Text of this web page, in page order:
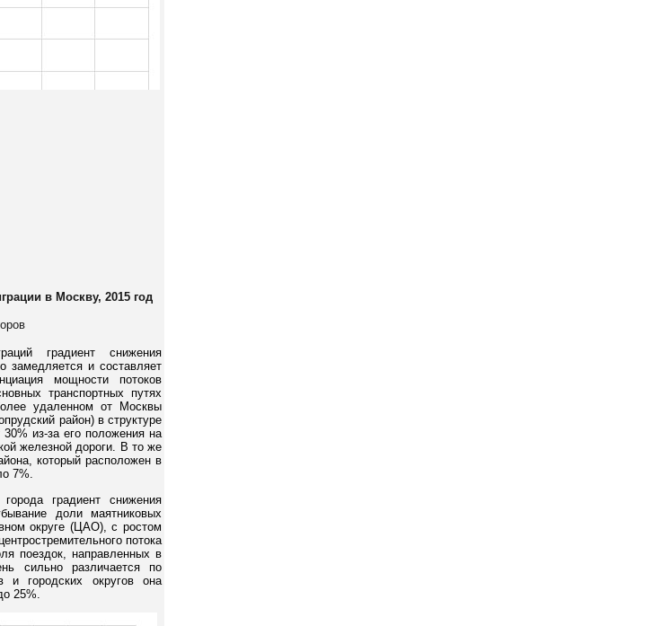
в Москву, 2015 год
градиент снижения
замедляется и составляет
мощности потоков
транспортных путях
удаленном от Москвы
район) в структуре
из-за его положения на
железной дороги. В то же
который расположен в
7%.
градиент снижения
доли маятниковых
округе (ЦАО), с ростом
потока
поездок, направленных в
сильно различается по
и городских округов она
25%.